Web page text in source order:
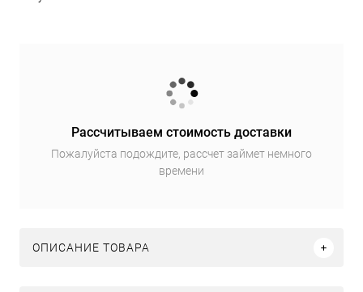
Рассчитываем стоимость доставки
Пожалуйста подождите, рассчет займет немного
времени
ОПИСАНИЕ ТОВАРА